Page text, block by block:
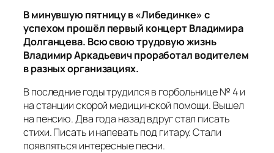
В минувшую пятницу в «Либединке» с
успехом прошёл первый концерт Владимира
Долганцева. Всю свою трудовую жизнь
Владимир Аркадьевич проработал водителем
в разных организациях.
В последние годы трудился в горбольнице № 4 и
на станции скорой медицинской помощи. Вышел
на пенсию. Два года назад вдруг стал писать
стихи. Писать и напевать под гитару. Стали
появляться интересные песни.